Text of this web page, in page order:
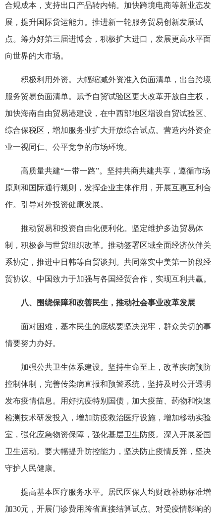
合规成本，支持出口产品转内销。加快跨境电商等新业态发
展，提升国际货运能力。推进新一轮服务贸易创新发展试
点。筹办好第三届进博会，积极扩大进口，发展更高水平面
向世界的大市场。
积极利用外资。大幅缩减外资准入负面清单，出台跨境
服务贸易负面清单。赋予自贸试验区更大改革开放自主权，
加快海南自由贸易港建设，在中西部地区增设自贸试验区、
综合保税区，增加服务业扩大开放综合试点。营造内外资企
业一视同仁、公平竞争的市场环境。
高质量共建“一带一路”。坚持共商共建共享，遵循市场
原则和国际通行规则，发挥企业主体作用，开展互惠互利合
作。引导对外投资健康发展。
推动贸易和投资自由化便利化。坚定维护多边贸易体
制，积极参与世贸组织改革。推动签署区域全面经济伙伴关
系协定，推进中日韩等自贸谈判。共同落实中美第一阶段经
贸协议。中国致力于加强与各国经贸合作，实现互利共赢。
八、围绕保障和改善民生，推动社会事业改革发展
面对困难，基本民生的底线要坚决兜牢，群众关切的事
情要努力办好。
加强公共卫生体系建设。坚持生命至上，改革疾病预防
控制体制，完善传染病直报和预警系统，坚持及时公开透明
发布疫情信息。用好抗疫特别国债，加大疫苗、药物和快速
检测技术研发投入，增加防疫救治医疗设施，增加移动实验
室，强化应急物资保障，强化基层卫生防疫。深入开展爱国
卫生运动。要大幅提升防控能力，坚决防止疫情反弹，坚决
守护人民健康。
提高基本医疗服务水平。居民医保人均财政补助标准增
加30元，开展门诊费用跨省直接结算试点。对受疫情影响的